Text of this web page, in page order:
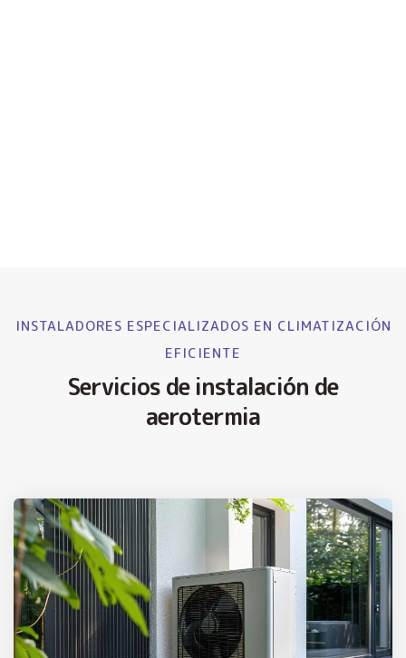
INSTALADORES ESPECIALIZADOS EN CLIMATIZACIÓN
EFICIENTE
Servicios de instalación de
aerotermia